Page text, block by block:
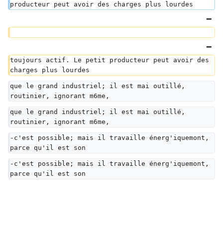
producteur peut avoir des charges plus lourdes
toujours actif. Le petit producteur peut avoir des
charges plus lourdes
que le grand industriel; il est mai outillé,
routinier, ignorant m6me,
que le grand industriel; il est mai outillé,
routinier, ignorant m6me,
-c'est possible; mais il travaille énerg'iquemont,
parce qu'il est son
-c'est possible; mais il travaille énerg'iquemont,
parce qu'il est son